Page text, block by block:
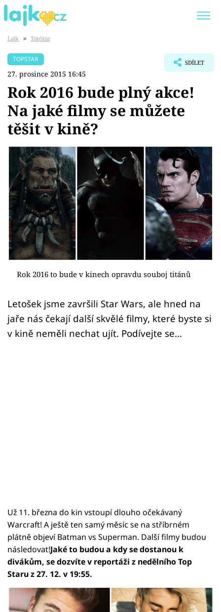
SHOPAHOLICADEL
Témata
Showbyznys
Youtubeři
Virály
Sex a vztahy
Videa
Sledujte prima+
Přihlášení
Sledujte nás
Lajk ■ TopStar
TOPSTAR
27. prosince 2015 16:45
SDÍLET
Rok 2016 bude plný akce!
Na jaké filmy se můžete
těšit v kině?
Rok 2016 to bude v kinech opravdu souboj titánů
Letošek jsme završili Star Wars, ale hned na
jaře nás čekají další skvělé filmy, které byste si
v kině neměli nechat ujít. Podívejte se...
Už 11. března do kin vstoupí dlouho očekávaný
Warcraft! A ještě ten samý měsíc se na stříbrném
plátně objeví Batman vs Superman. Další filmy budou
následovat!Jaké to budou a kdy se dostanou k
divákům, se dozvíte v reportáži z nedělního Top
Staru z 27. 12. v 19:55.